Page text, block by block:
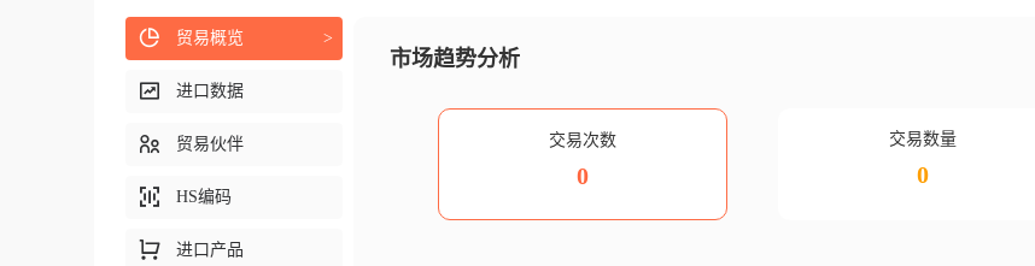
市场趋势分析
交易次数
0
交易数量
0
贸易概览 >
进口数据
贸易伙伴
HS编码
进口产品